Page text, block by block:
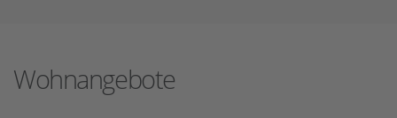
Wohnangebote